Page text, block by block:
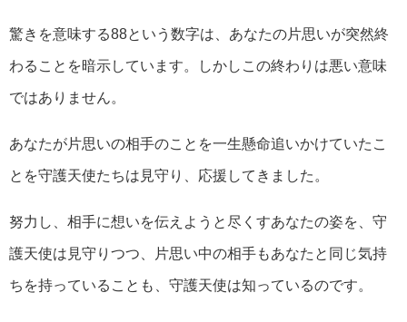
驚きを意味する88という数字は、あなたの片思いが突然終
わることを暗示しています。しかしこの終わりは悪い意味
ではありません。
あなたが片思いの相手のことを一生懸命追いかけていたこ
とを守護天使たちは見守り、応援してきました。
努力し、相手に想いを伝えようと尽くすあなたの姿を、守
護天使は見守りつつ、片思い中の相手もあなたと同じ気持
ちを持っていることも、守護天使は知っているのです。